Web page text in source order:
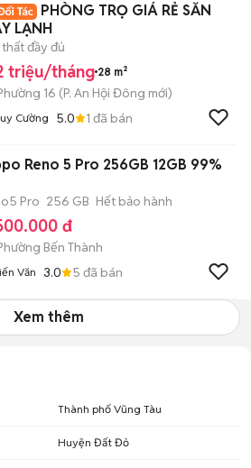
PHÒNG TRỌ GIÁ RẺ SẴN
LẠNH
thất đầy đủ
triệu/tháng 28 m²
16 (P. An Hội Đông mới)
Cường 5.0 1 đã bán
Reno 5 Pro 256GB 12GB 99%
Pro 256 GB Hết bảo hành
đ
Bến Thành
Văn 3.0 5 đã bán
Xem thêm
Thành phố Vũng Tàu
Huyện Đất Đỏ